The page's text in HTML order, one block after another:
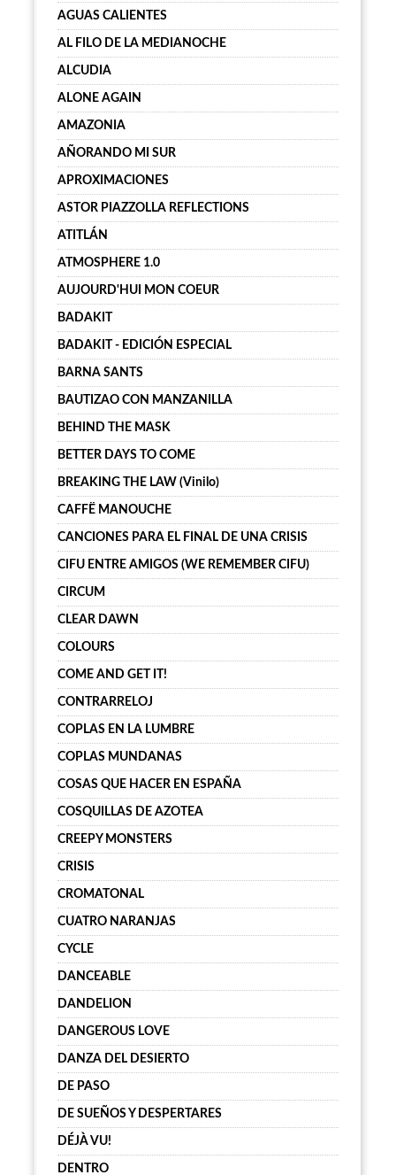
AGUAS CALIENTES
AL FILO DE LA MEDIANOCHE
ALCUDIA
ALONE AGAIN
AMAZONIA
AÑORANDO MI SUR
APROXIMACIONES
ASTOR PIAZZOLLA REFLECTIONS
ATITLÁN
ATMOSPHERE 1.0
AUJOURD'HUI MON COEUR
BADAKIT
BADAKIT - EDICIÓN ESPECIAL
BARNA SANTS
BAUTIZAO CON MANZANILLA
BEHIND THE MASK
BETTER DAYS TO COME
BREAKING THE LAW (Vinilo)
CAFFË MANOUCHE
CANCIONES PARA EL FINAL DE UNA CRISIS
CIFU ENTRE AMIGOS (WE REMEMBER CIFU)
CIRCUM
CLEAR DAWN
COLOURS
COME AND GET IT!
CONTRARRELOJ
COPLAS EN LA LUMBRE
COPLAS MUNDANAS
COSAS QUE HACER EN ESPAÑA
COSQUILLAS DE AZOTEA
CREEPY MONSTERS
CRISIS
CROMATONAL
CUATRO NARANJAS
CYCLE
DANCEABLE
DANDELION
DANGEROUS LOVE
DANZA DEL DESIERTO
DE PASO
DE SUEÑOS Y DESPERTARES
DÉJÀ VU!
DENTRO